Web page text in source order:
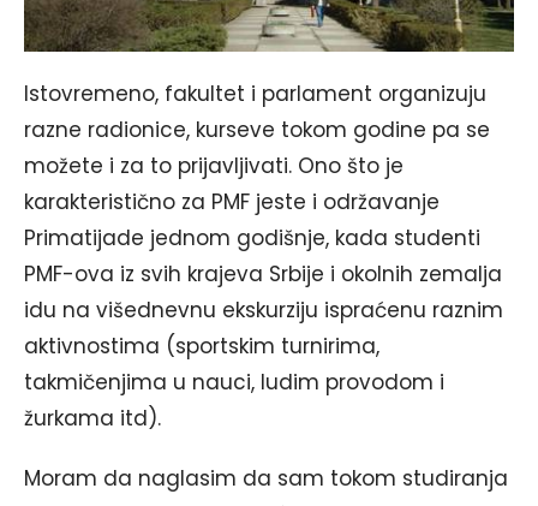
Istovremeno, fakultet i parlament organizuju
razne radionice, kurseve tokom godine pa se
možete i za to prijavljivati. Ono što je
karakteristično za PMF jeste i održavanje
Primatijade jednom godišnje, kada studenti
PMF-ova iz svih krajeva Srbije i okolnih zemalja
idu na višednevnu ekskurziju ispraćenu raznim
aktivnostima (sportskim turnirima,
takmičenjima u nauci, ludim provodom i
žurkama itd).
Moram da naglasim da sam tokom studiranja